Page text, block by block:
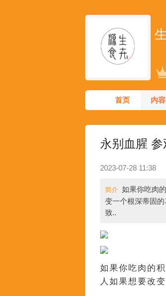
首页 内
永别血腥
2023-07-28 11:38
简介 如果你吃肉
变一个根深蒂固
致..
如果你吃肉的
人如果想要改